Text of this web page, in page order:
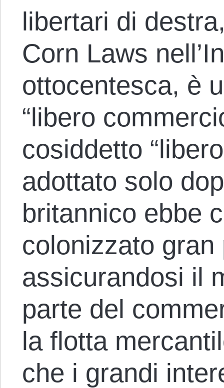
libertari di
Corn Laws
ottocentesca, è
“libero
cosiddetto
adottato solo
britannico ebbe
colonizzato
assicurandosi il
parte del
la flotta
che i grandi